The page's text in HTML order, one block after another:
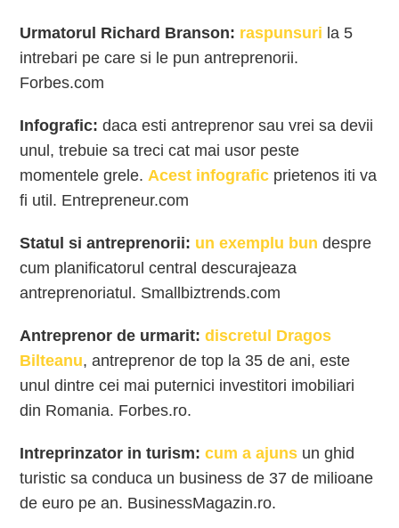
Urmatorul Richard Branson: raspunsuri la 5
intrebari pe care si le pun antreprenorii.
Forbes.com
Infografic:daca esti antreprenor sau vrei sa devii
unul, trebuie sa treci cat mai usor peste
momentele grele.Acest infografic prietenos iti va
fi util. Entrepreneur.com
Statul si antreprenorii: un exemplu bun despre
cum planificatorul central descurajeaza
antreprenoriatul. Smallbiztrends.com
Antreprenor de urmarit: discretul Dragos
Bilteanu, antreprenor de top la 35 de ani, este
unul dintre cei mai puternici investitori imobiliari
din Romania. Forbes.ro.
Intreprinzator in turism: cum a ajuns un ghid
turistic sa conduca un business de 37 de milioane
de euro pe an. BusinessMagazin.ro.